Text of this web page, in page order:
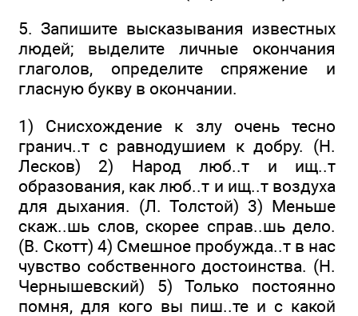
5. Запишите высказывания известных
людей; выделите личные окончания
глаголов, определите спряжение и
гласную букву в окончании.
1) Снисхождение к злу очень тесно
гранич..т с равнодушием к добру. (Н.
Лесков) 2) Народ люб..т и ищ..т
образования, как люб..т и ищ..т воздуха
для дыхания. (Л. Толстой) 3) Меньше
скаж..шь слов, скорее справ..шь дело.
(В. Скотт) 4) Смешное пробужда..т в нас
чувство собственного достоинства. (Н.
Чернышевский) 5) Только постоянно
помня, для кого вы пиш..те и с какой